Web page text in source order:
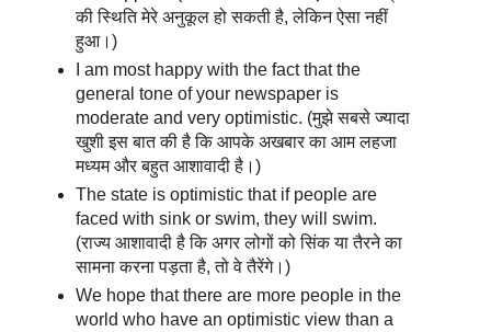
की स्थिति मेरे अनुकूल हो सकती है, लेकिन ऐसा नहीं
हुआ।)
I am most happy with the fact that the
general tone of your newspaper is
moderate and very optimistic. (मुझे सबसे ज्यादा
खुशी इस बात की है कि आपके अखबार का आम लहजा
मध्यम और बहुत आशावादी है।)
The state is optimistic that if people are
faced with sink or swim, they will swim.
(राज्य आशावादी है कि अगर लोगों को सिंक या तैरने का
सामना करना पड़ता है, तो वे तैरेंगे।)
We hope that there are more people in the
world who have an optimistic view than a